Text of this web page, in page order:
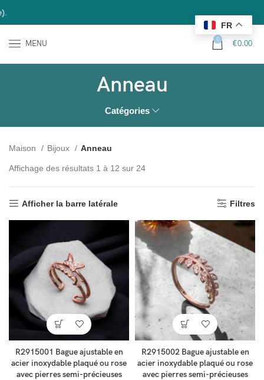
MENU 0 €0.00
Anneau
Catégories
Maison Bijoux Anneau
Affichage des résultats 1 à 12 sur 24
Afficher la barre latérale Filtres
R2915001 Bague ajustable en
acier inoxydable plaqué ou rose
avec pierres semi-précieuses
R2915002 Bague ajustable en
acier inoxydable plaqué ou rose
avec pierres semi-précieuses
FR